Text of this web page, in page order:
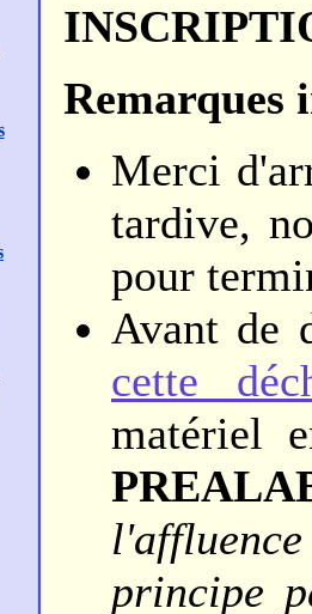
Remarques
Merci
tardive,
pour
Avant de
cette
matériel
principe